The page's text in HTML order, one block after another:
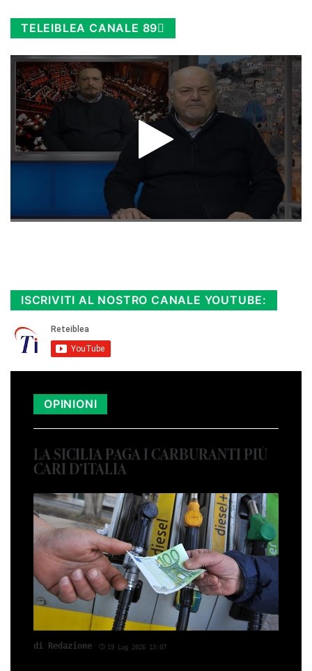
TELEIBLEA CANALE 89
ISCRIVITI AL NOSTRO CANALE YOUTUBE:
OPINIONI
LA SICILIA PAGA I CARBURANTI PIÙ
CARI D’ITALIA
di Redazione 19 Lug 2026 13:07